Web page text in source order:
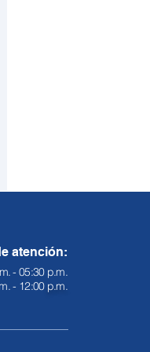
atención:
- 05:30 p.m.
- 12:00p.m.